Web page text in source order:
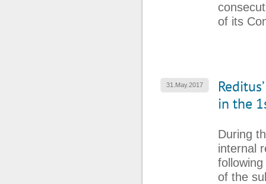
of its
31.May.2017
in the
During
internal
of the